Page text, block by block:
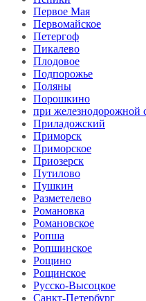
Первое Мая
Первомайское
Петергоф
Пикалево
Плодовое
Подпорожье
Поляны
Порошкино
при железнодорожной
Приладожский
Приморск
Приморское
Приозерск
Путилово
Пушкин
Разметелево
Романовка
Романовское
Ропша
Ропшинское
Рощино
Рощинское
Русско-Высоцкое
Санкт-Петербург